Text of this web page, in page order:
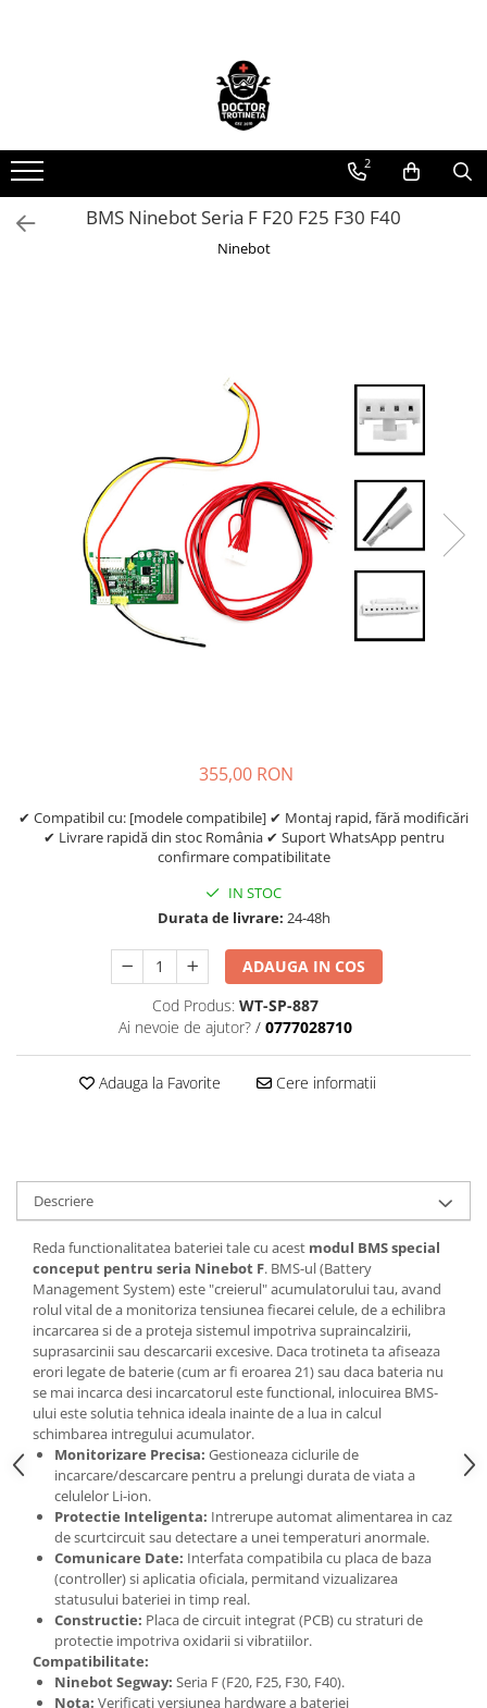
Toate produsele
Piese de schimb
https://www.doctortrotineta.ro/electrica
Acceleratie
Contact cu cheie
https://www.doctortrotineta.ro/frane
Discuri frana
Placute de frana
Manete de frana
https://www.doctortrotineta.ro/lumini
Suruburi
Suspensie
https://www.doctortrotineta.ro/camere-
https://www.doctortrotineta.ro/cauciucuri-
trotinete-electrice
https://www.doctortrotineta.ro/cauciucuri-
Trotinete electrice
Biciclete Electrice
Anvelope moto
Camere moto
Anvelope ATV
Cauciucuri bicicleta
Anvelope și Camere Utilaje
https://www.doctortrotineta.ro/plata-
tbi?
forceOriginalForEdit=1&preview=00681
2
BMS Ninebot Seria F F20 F25 F30 F40
Ninebot
355,00 RON
✔ Compatibil cu: [modele compatibile] ✔ Montaj rapid, fără modificări
✔ Livrare rapidă din stoc România ✔ Suport WhatsApp pentru
confirmare compatibilitate
IN STOC
Durata de livrare: 24-48h
ADAUGA IN COS
Cod Produs: WT-SP-887
Ai nevoie de ajutor? / 0777028710
Adauga la Favorite Cere informatii
Descriere
Reda functionalitatea bateriei tale cu acest modul BMS special
conceput pentru seria Ninebot F. BMS-ul (Battery
Management System) este "creierul" acumulatorului tau, avand
rolul vital de a monitoriza tensiunea fiecarei celule, de a echilibra
incarcarea si de a proteja sistemul impotriva supraincalzirii,
suprasarcinii sau descarcarii excesive. Daca trotineta ta afiseaza
erori legate de baterie (cum ar fi eroarea 21) sau daca bateria nu
se mai incarca desi incarcatorul este functional, inlocuirea BMS-
ului este solutia tehnica ideala inainte de a lua in calcul
schimbarea intregului acumulator.
Monitorizare Precisa: Gestioneaza ciclurile de
incarcare/descarcare pentru a prelungi durata de viata a
celulelor Li-ion.
Protectie Inteligenta: Intrerupe automat alimentarea in caz
de scurtcircuit sau detectare a unei temperaturi anormale.
Comunicare Date: Interfata compatibila cu placa de baza
(controller) si aplicatia oficiala, permitand vizualizarea
statusului bateriei in timp real.
Constructie: Placa de circuit integrat (PCB) cu straturi de
protectie impotriva oxidarii si vibratiilor.
Compatibilitate:
Ninebot Segway: Seria F (F20, F25, F30, F40).
Nota: Verificati versiunea hardware a bateriei